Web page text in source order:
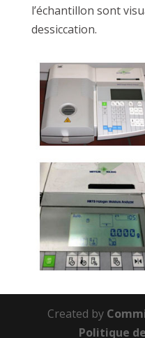
l’échantillon sont
dessiccation.
Created by
Politique